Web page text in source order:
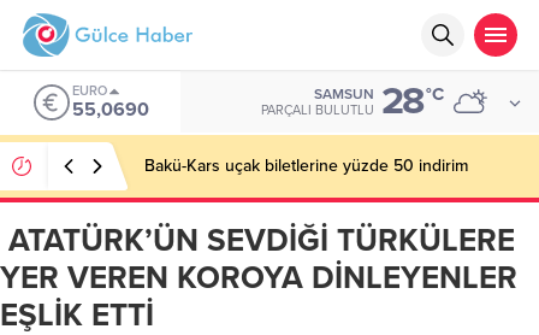
ALTIN
6.525,39
SAMSUN
PARÇALI BULUTLU 28°C
Basın İlan Kurumu Genel Müdürü Çay, Bursa’da
gazetecilerle buluştu
ATATÜRK’ÜN SEVDİĞİ TÜRKÜLERE
YER VEREN KOROYA DİNLEYENLER
EŞLİK ETTİ